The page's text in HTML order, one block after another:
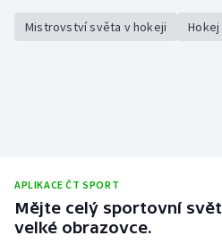
Mistrovství světa v hokeji Hokej
APLIKACE ČT SPORT
Mějte celý sportovní
velké obrazovce.